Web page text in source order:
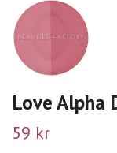
Love Alpha
59 kr